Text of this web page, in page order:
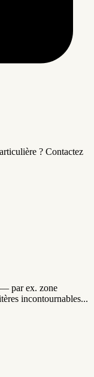
? Contactez
— par ex. zone
incontournables...